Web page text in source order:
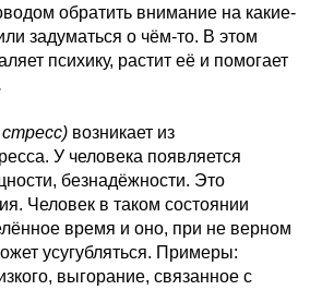
обратить внимание на какие-
задуматься о чём-то. В этом
психику, растит её и помогает
возникает из
У человека появляется
безнадёжности. Это
Человек в таком состоянии
время и оно, при не верном
усугубляться. Примеры:
выгорание, связанное с